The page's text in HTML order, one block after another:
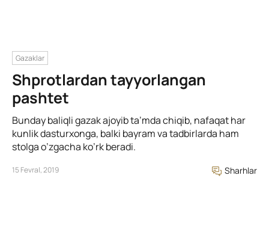
Gazaklar
Shprotlardan tayyorlangan
pashtet
Bunday baliqli gazak ajoyib ta’mda chiqib, nafaqat har
kunlik dasturxonga, balki bayram va tadbirlarda ham
stolga o’zgacha ko’rk beradi.
15 Fevral, 2019 Sharhlar